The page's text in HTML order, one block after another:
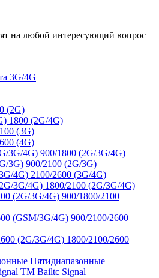
на любой интересующий вопрос
3G/4G
(2G)
1800 (2G/4G)
(3G)
(4G)
900/1800 (2G/3G/4G)
900/2100 (2G/3G)
2100/2600 (3G/4G)
1800/2100 (2G/3G/4G)
900/1800/2100
900/2100/2600
1800/2100/2600
Пятидиапазонные
ТМ Bailtc Signal